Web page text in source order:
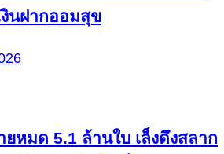
นฝากออมสุข
หมด 5.1 ล้านใบ เล็งดึงสลาก